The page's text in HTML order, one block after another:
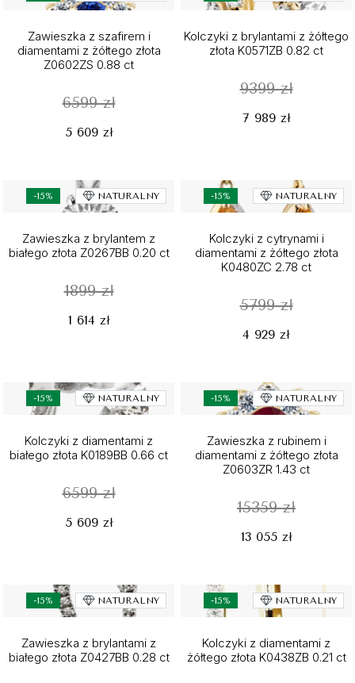
Zawieszka z szafirem i
diamentami z żółtego złota
Z0602ZS 0.88 ct
6599 zł
5 609 zł
Kolczyki z brylantami z żółtego
złota K0571ZB 0.82 ct
9399 zł
7 989 zł
-15% NATURALNY
Zawieszka z brylantem z
białego złota Z0267BB 0.20 ct
1899 zł
1 614 zł
-15% NATURALNY
Kolczyki z cytrynami i
diamentami z żółtego złota
K0480ZC 2.78 ct
5799 zł
4 929 zł
-15% NATURALNY
Kolczyki z diamentami z
białego złota K0189BB 0.66 ct
6599 zł
5 609 zł
-15% NATURALNY
Zawieszka z rubinem i
diamentami z żółtego złota
Z0603ZR 1.43 ct
15359 zł
13 055 zł
-15% NATURALNY
Zawieszka z brylantami z
białego złota Z0427BB 0.28 ct
-15% NATURALNY
Kolczyki z diamentami z
żółtego złota K0438ZB 0.21 ct